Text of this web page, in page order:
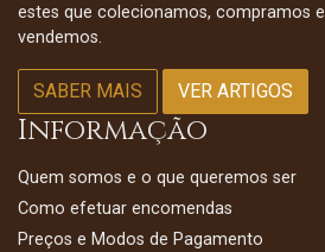
estes que colecionamos, compramos e
vendemos.
SABER MAIS VER ARTIGOS
Informação
Quem somos e o que queremos ser
Como efetuar encomendas
Preços e Modos de Pagamento